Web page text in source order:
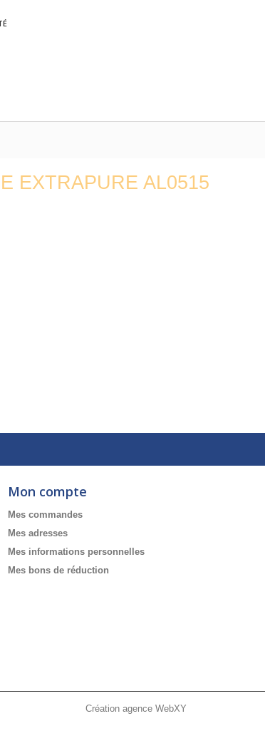
EXTRAPURE AL0515
Création agence WebXY
Mon compte
Mes commandes
Mes adresses
Mes informations personnelles
Mes bons de réduction